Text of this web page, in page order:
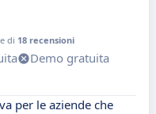
di 18 recensioni
Demo gratuita
per le aziende che